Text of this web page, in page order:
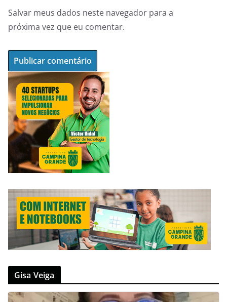
Salvar meus dados neste navegador para a
próxima vez que eu comentar.
Gisa Veiga